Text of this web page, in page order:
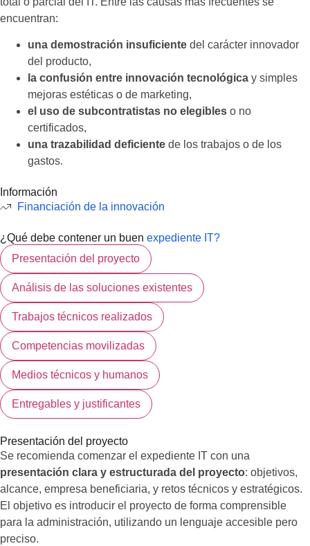
encuentran:
una demostración insuficiente del carácter innovador
del producto,
la confusión entre innovación tecnológica y simples
mejoras estéticas o de marketing,
el uso de subcontratistas no elegibles o no
certificados,
una trazabilidad deficiente de los trabajos o de los
gastos.
Información
Financiación de la innovación
¿Qué debe contener un buen expediente IT?
Presentación del proyecto
Análisis de las soluciones existentes
Trabajos técnicos realizados
Competencias movilizadas
Medios técnicos y humanos
Entregables y justificantes
Presentación del proyecto
Se recomienda comenzar el expediente IT con una
presentación clara y estructurada del proyecto: objetivos,
alcance, empresa beneficiaria, y retos técnicos y estratégicos.
El objetivo es introducir el proyecto de forma comprensible
para la administración, utilizando un lenguaje accesible pero
preciso.